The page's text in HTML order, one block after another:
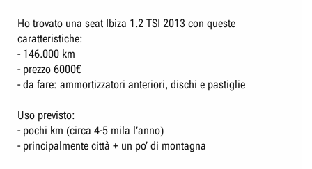
c
u
s
s
i
n
e
o
Ho trovato una seat Ibiza 1.2 TSI 2013 con queste
caratteristiche:
- 146.000 km
- prezzo 6000€
- da fare: ammortizzatori anteriori, dischi e pastiglie
Uso previsto:
- pochi km (circa 4-5 mila l’anno)
- principalmente città + un po’ di montagna